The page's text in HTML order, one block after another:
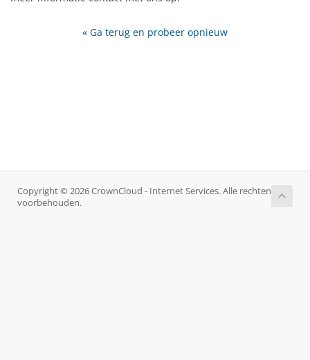
« Ga terug en probeer opnieuw
Copyright © 2026 CrownCloud - Internet Services. Alle rechten
voorbehouden.